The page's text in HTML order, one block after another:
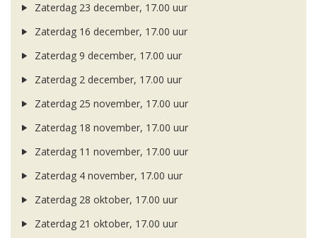
Zaterdag 23 december, 17.00 uur
Zaterdag 16 december, 17.00 uur
Zaterdag 9 december, 17.00 uur
Zaterdag 2 december, 17.00 uur
Zaterdag 25 november, 17.00 uur
Zaterdag 18 november, 17.00 uur
Zaterdag 11 november, 17.00 uur
Zaterdag 4 november, 17.00 uur
Zaterdag 28 oktober, 17.00 uur
Zaterdag 21 oktober, 17.00 uur